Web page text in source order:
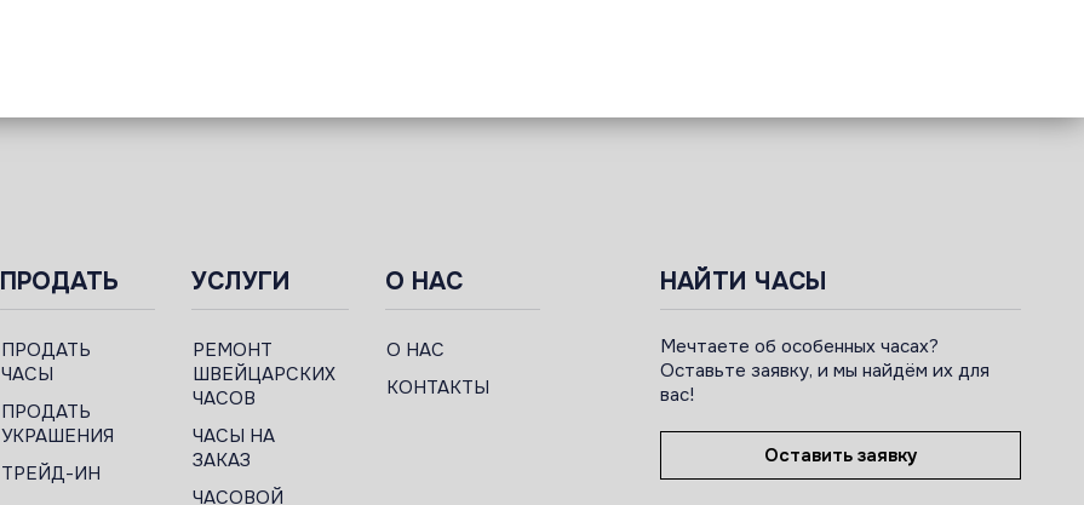
ПРОДАТЬ
ПРОДАТЬ
ЧАСЫ
ПРОДАТЬ
УКРАШЕНИЯ
ТРЕЙД-ИН
УСЛУГИ
РЕМОНТ
ШВЕЙЦАРСКИХ
ЧАСОВ
ЧАСЫ НА
ЗАКАЗ
ЧАСОВОЙ
О НАС
О НАС
КОНТАКТЫ
НАЙТИ ЧАСЫ
Мечтаете об особенных часах?
Оставьте заявку, и мы найдём их для
вас!
Оставить заявку